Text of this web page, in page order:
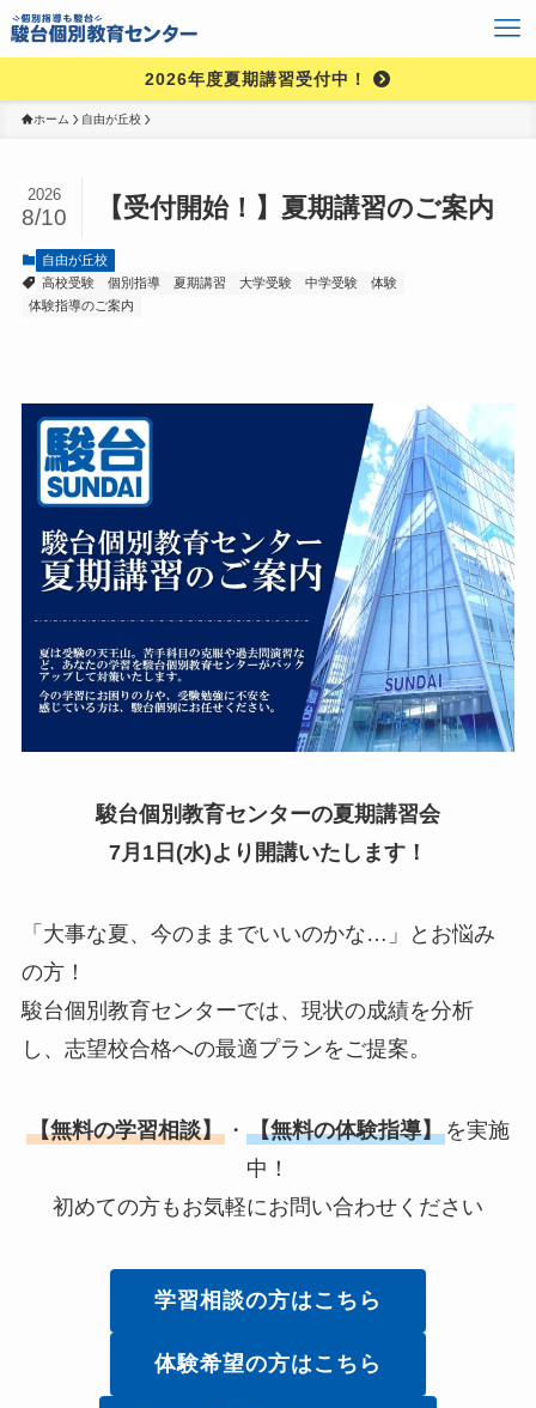
2026年度夏期講習受付中！
ホーム 自由が丘校
【受付開始！】夏期講習のご案内
2026
8/10
自由が丘校
高校受験
個別指導 夏期講習 大学受験 中学受験
体験
体験指導のご案内
駿台個別教育センターの夏期講習会
7月1日(水)より開講いたします！
「大事な夏、今のままでいいのかな…」とお悩み
の方！
駿台個別教育センターでは、現状の成績を分析
し、志望校合格への最適プランをご提案。
【無料の学習相談】 ・ 【無料の体験指導】 を実施
中！
初めての方もお気軽にお問い合わせください
学習相談の方はこちら
体験希望の方はこちら